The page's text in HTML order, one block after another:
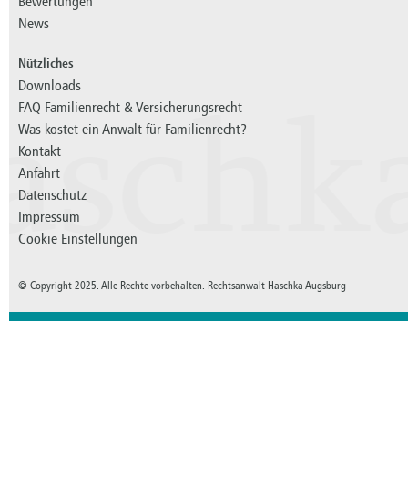
News
Nützliches
Downloads
FAQ Familienrecht & Versicherungsrecht
Was kostet ein Anwalt für Familienrecht?
Kontakt
Anfahrt
Datenschutz
Impressum
Cookie Einstellungen
© Copyright 2025. Alle Rechte vorbehalten. Rechtsanwalt Haschka Augsburg